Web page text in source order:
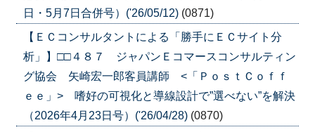
日・5月7日合併号）('26/05/12) (0871)
【ＥＣコンサルタントによる「勝手にＥＣサイト分
析」】□□４８７ ジャパンＥコマースコンサルティン
グ協会 矢崎宏一郎客員講師 <「ＰｏｓｔＣｏｆｆ
ｅｅ」> 嗜好の可視化と導線設計で”選べない”を解決
（2026年4月23日号）('26/04/28) (0870)